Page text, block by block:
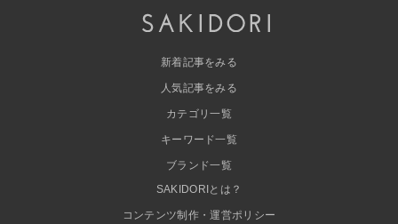
新着記事をみる
人気記事をみる
カテゴリ一覧
キーワード一覧
ブランド一覧
SAKIDORIとは？
コンテンツ制作・運営ポリシー